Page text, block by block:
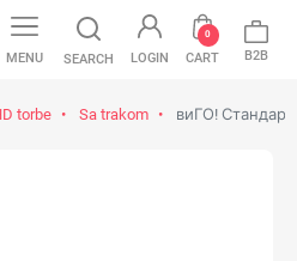
MENU SEARCH LOGIN CART
0
B2B
torbe Sa trakom виГО!